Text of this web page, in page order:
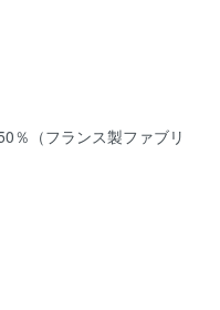
％（フランス製ファブリ